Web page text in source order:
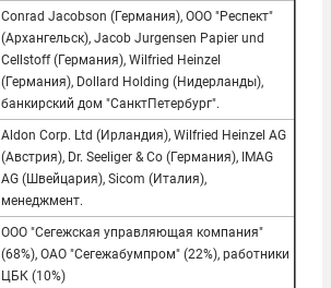
Conrad Jacobson (Германия), ООО "Респект"
(Архангельск), Jacob Jurgensen Papier und
Cellstoff (Германия), Wilfried Heinzel
(Германия), Dollard Holding (Нидерланды),
банкирский дом "СанктПетербург".
Aldon Corp. Ltd (Ирландия), Wilfried Heinzel AG
(Австрия), Dr. Seeliger & Co (Германия), IMAG
AG (Швейцария), Sicom (Италия),
менеджмент.
ООО "Сегежская управляющая компания"
(68%), ОАО "Сегежабумпром" (22%), работники
ЦБК (10%)